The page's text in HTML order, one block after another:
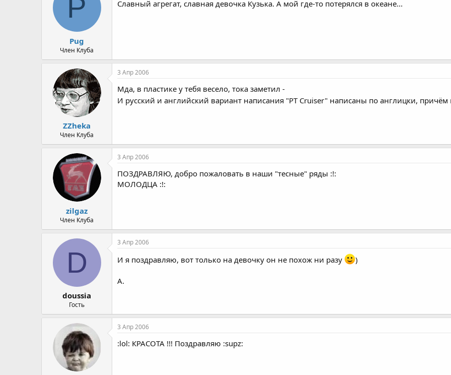
P
Pug
Член Клуба
Славный агрегат, славная девочка Кузька. А мой где-то потерялся в океане...
ZZheka
Член Клуба
3 Апр 2006
Мда, в пластике у тебя весело, тока заметил -
И русский и английский вариант написания "PT Cruiser" написаны по англицки,
zilgaz
Член Клуба
3 Апр 2006
ПОЗДРАВЛЯЮ, добро пожаловать в наши "тесные" ряды :!:
МОЛОДЦА :!:
D
doussia
Гость
3 Апр 2006
И я поздравляю, вот только на девочку он не похож ни разу )
А.
3 Апр 2006
:lol: КРАСОТА !!! Поздравляю :supz: